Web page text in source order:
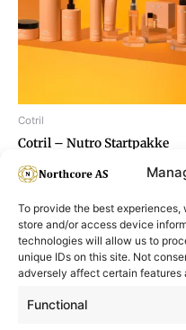
To provide the best
store and/or access device
technologies will allow us to
unique IDs on this site. Not
adversely affect certain features
Functional
Cotril
Cotril – Nutro Startpakke
Informasjon